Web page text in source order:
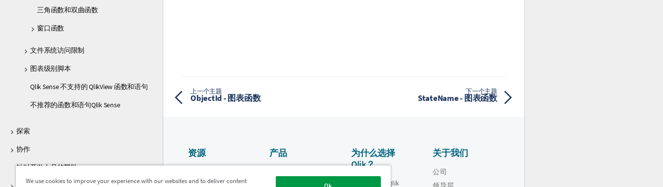
三角函数和双曲函数
窗口函数
文件系统访问限制
图表级别脚本
Qlik Sense 不支持的 QlikView 函数和语句
不推荐的函数和语句Qlik Sense
探索
协作
针对开发人员的帮助
上一个主题
ObjectId - 图表函数
下一个主题
StateName - 图表函数
资源 产品
为什么选择
Qlik？
为什么选择 Qlik
关于我们
公司
We use cookies to improve your experience with our websites and to deliver content